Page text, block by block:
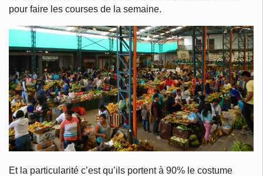
pour faire les courses de la semaine.
Et la particularité c’est qu’ils portent à 90% le costume